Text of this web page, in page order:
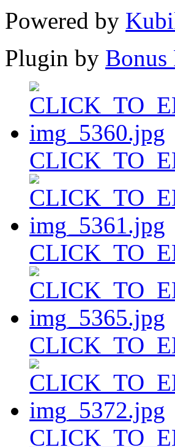
Powered by
Plugin by Bonus